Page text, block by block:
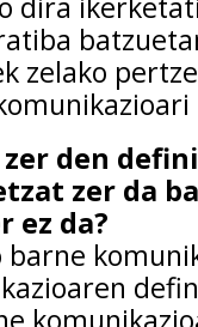
zelako
den
zer da
ez da?